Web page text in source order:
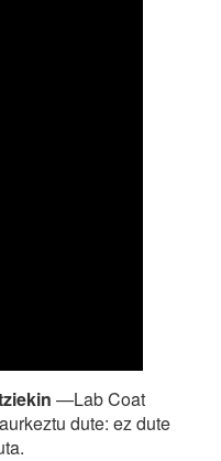
—Lab Coat
dute: ez dute